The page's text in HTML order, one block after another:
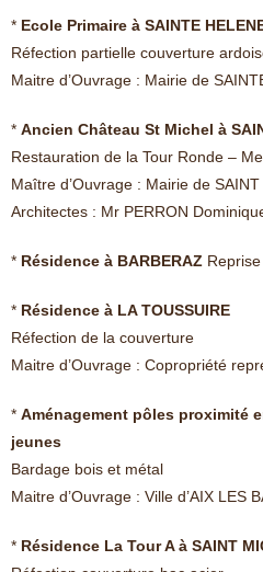
* Ecole Primaire à SAINTE
Réfection partielle couverture
Maitre d’Ouvrage : Mairie de
* Ancien Château St Michel à
Restauration de la Tour Ronde –
Maître d’Ouvrage : Mairie de
Architectes : Mr PERRON
* Résidence à BARBERAZ
* Résidence à LA TOUSSUIRE
Réfection de la couverture
Maitre d’Ouvrage : Copropriété
* Aménagement pôles proximité
jeunes
Bardage bois et métal
Maitre d’Ouvrage : Ville d’AIX LES
* Résidence La Tour A à SAINT